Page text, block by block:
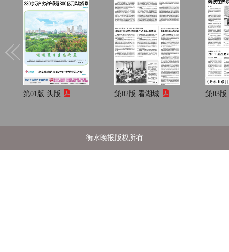
第01版:头版 第02版:看湖城 第03版:
衡水晚报版权所有